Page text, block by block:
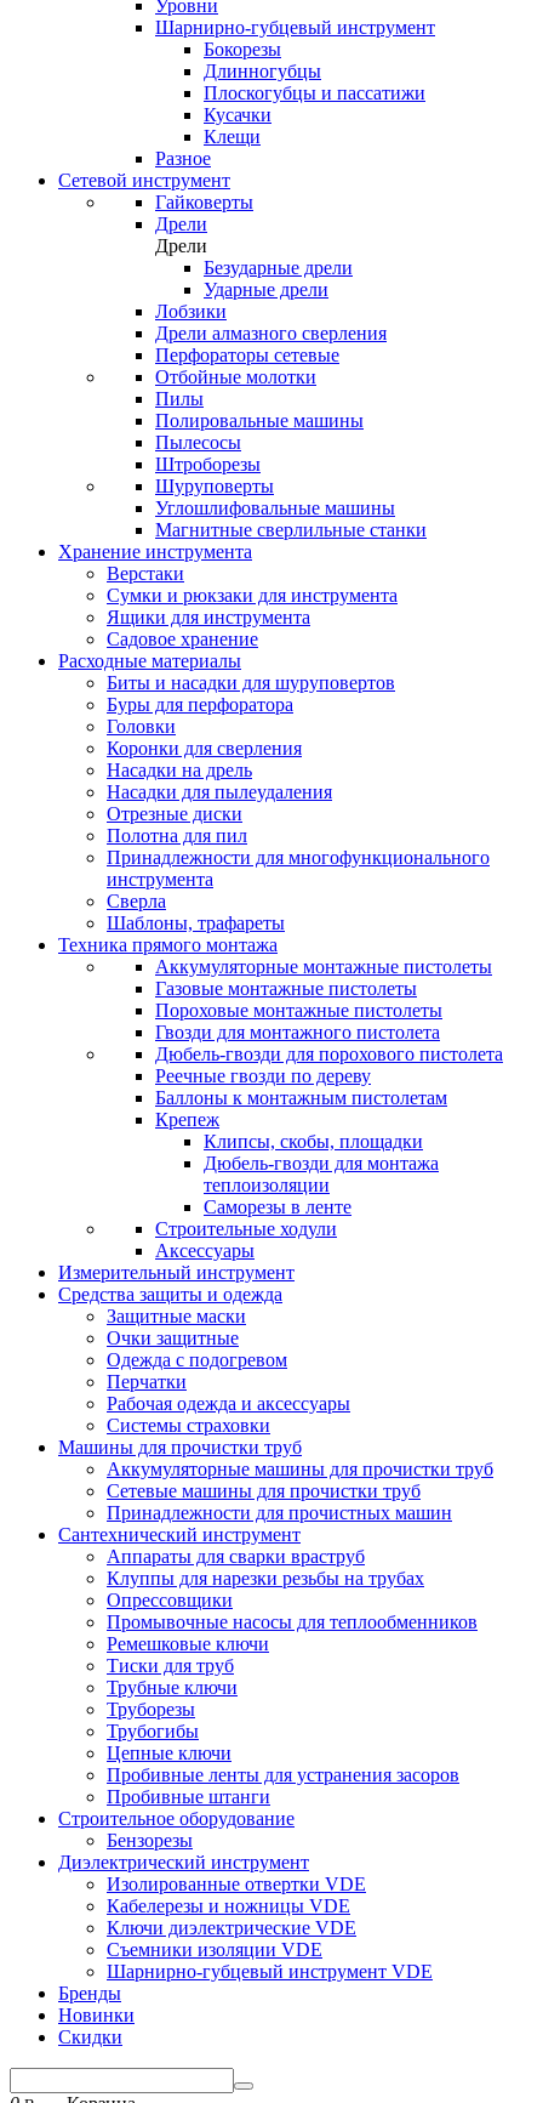
Уровни
Шарнирно-губцевый инструмент
Бокорезы
Длинногубцы
Плоскогубцы и пассатижи
Кусачки
Клещи
Разное
Сетевой инструмент
Гайковерты
Дрели
Дрели
Безударные дрели
Ударные дрели
Лобзики
Дрели алмазного сверления
Перфораторы сетевые
Отбойные молотки
Пилы
Полировальные машины
Пылесосы
Штроборезы
Шуруповерты
Углошлифовальные машины
Магнитные сверлильные станки
Хранение инструмента
Верстаки
Сумки и рюкзаки для инструмента
Ящики для инструмента
Садовое хранение
Расходные материалы
Биты и насадки для шуруповертов
Буры для перфоратора
Головки
Коронки для сверления
Насадки на дрель
Насадки для пылеудаления
Отрезные диски
Полотна для пил
Принадлежности для многофункционального
инструмента
Сверла
Шаблоны, трафареты
Техника прямого монтажа
Аккумуляторные монтажные пистолеты
Газовые монтажные пистолеты
Пороховые монтажные пистолеты
Гвозди для монтажного пистолета
Дюбель-гвозди для порохового пистолета
Реечные гвозди по дереву
Баллоны к монтажным пистолетам
Крепеж
Клипсы, скобы, площадки
Дюбель-гвозди для монтажа
теплоизоляции
Саморезы в ленте
Строительные ходули
Аксессуары
Измерительный инструмент
Средства защиты и одежда
Защитные маски
Очки защитные
Одежда с подогревом
Перчатки
Рабочая одежда и аксессуары
Системы страховки
Машины для прочистки труб
Аккумуляторные машины для прочистки труб
Сетевые машины для прочистки труб
Принадлежности для прочистных машин
Сантехнический инструмент
Аппараты для сварки враструб
Клуппы для нарезки резьбы на трубах
Опрессовщики
Промывочные насосы для теплообменников
Ремешковые ключи
Тиски для труб
Трубные ключи
Труборезы
Трубогибы
Цепные ключи
Пробивные ленты для устранения засоров
Пробивные штанги
Строительное оборудование
Бензорезы
Диэлектрический инструмент
Изолированные отвертки VDE
Кабелерезы и ножницы VDE
Ключи диэлектрические VDE
Съемники изоляции VDE
Шарнирно-губцевый инструмент VDE
Бренды
Новинки
Скидки